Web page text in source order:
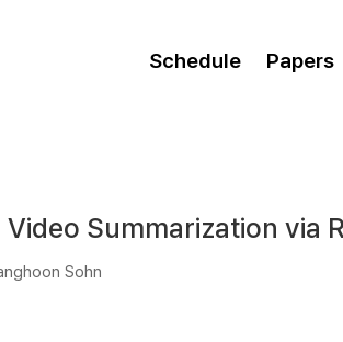
Schedule Papers
Summarization via
Sohn